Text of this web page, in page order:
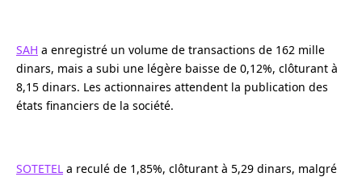
SAH a enregistré un volume de transactions de 162 mille
dinars, mais a subi une légère baisse de 0,12%, clôturant à
8,15 dinars. Les actionnaires attendent la publication des
états financiers de la société.
SOTETEL a reculé de 1,85%, clôturant à 5,29 dinars, malgré